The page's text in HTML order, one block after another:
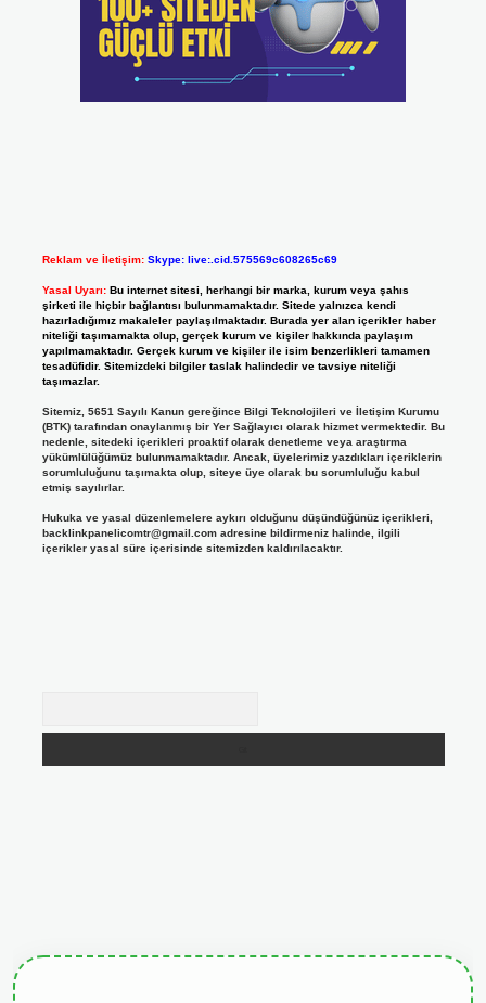
Reklam ve İletişim: Skype: live:.cid.575569c608265c69
Yasal Uyarı: Bu internet sitesi, herhangi bir marka, kurum veya şahıs
şirketi ile hiçbir bağlantısı bulunmamaktadır. Sitede yalnızca kendi
hazırladığımız makaleler paylaşılmaktadır. Burada yer alan içerikler haber
niteliği taşımamakta olup, gerçek kurum ve kişiler hakkında paylaşım
yapılmamaktadır. Gerçek kurum ve kişiler ile isim benzerlikleri tamamen
tesadüfidir. Sitemizdeki bilgiler taslak halindedir ve tavsiye niteliği
taşımazlar.
Sitemiz, 5651 Sayılı Kanun gereğince Bilgi Teknolojileri ve İletişim Kurumu
(BTK) tarafından onaylanmış bir Yer Sağlayıcı olarak hizmet vermektedir. Bu
nedenle, sitedeki içerikleri proaktif olarak denetleme veya araştırma
yükümlülüğümüz bulunmamaktadır. Ancak, üyelerimiz yazdıkları içeriklerin
sorumluluğunu taşımakta olup, siteye üye olarak bu sorumluluğu kabul
etmiş sayılırlar.
Hukuka ve yasal düzenlemelere aykırı olduğunu düşündüğünüz içerikleri,
backlinkpanelicomtr@gmail.comadresine bildirmeniz halinde, ilgili
içerikler yasal süre içerisinde sitemizden kaldırılacaktır.